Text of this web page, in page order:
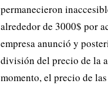
permanecieron
alrededor de 3000$ por
empresa anunció y
división del precio de la
momento, el precio de